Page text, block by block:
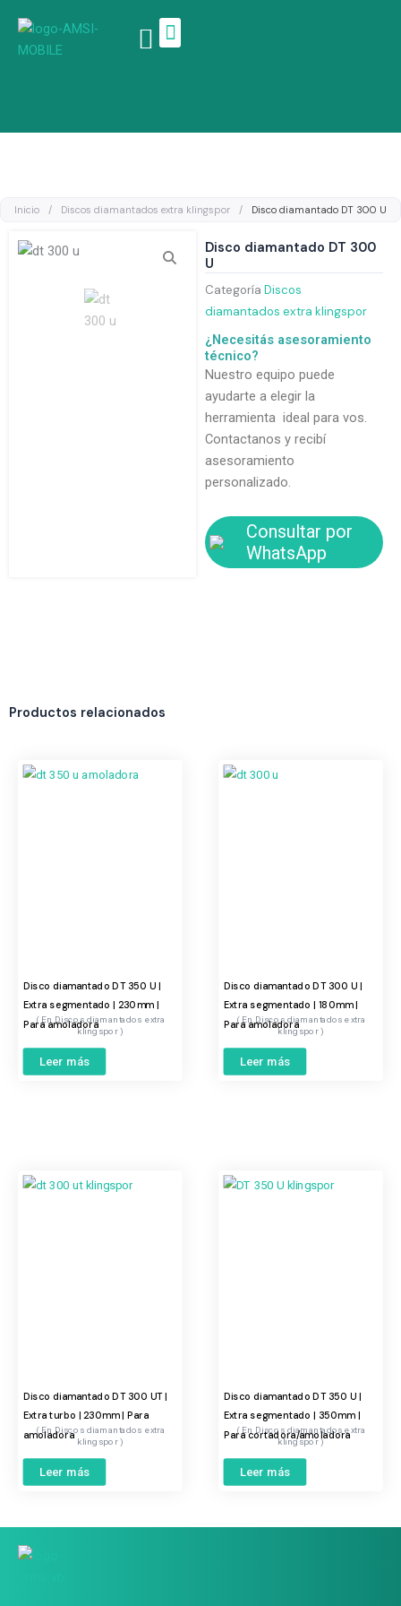
contenido
Inicio / Discos diamantados extra klingspor / Disco diamantado DT 300 U
Disco diamantado DT 300
U
Categoría Discos
diamantados extra klingspor
¿Necesitás asesoramiento
técnico?
Nuestro equipo puede
ayudarte a elegir la
herramienta ideal para vos.
Contactanos y recibí
asesoramiento
personalizado.
Consultar por
WhatsApp
Productos relacionados
Disco diamantado DT 350 U |
Extra segmentado | 230mm |
Para amoladora
Discos diamantados extra
klingspor
Leer más
Disco diamantado DT 300 U |
Extra segmentado | 180mm |
Para amoladora
Discos diamantados extra
klingspor
Leer más
Disco diamantado DT 300 UT |
Extra turbo | 230mm | Para
amoladoraDiscos diamantados extra
klingspor
Leer más
Disco diamantado DT 350 U |
Extra segmentado | 350mm |
Para cortadora/amoladora
Discos diamantados extra
klingspor
Leer más